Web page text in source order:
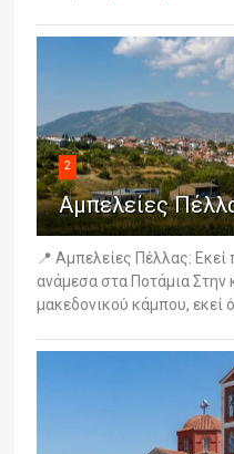
2
Αμπελείες
📍 Αμπελείες Πέλλας:
ανάμεσα στα Ποτάμια Στην
μακεδονικού κάμπου, εκεί